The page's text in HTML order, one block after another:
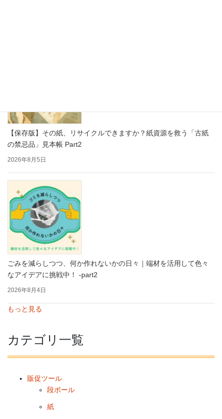
【保存版】その紙、リサイクルできますか？紙資源を救う「古紙
の禁忌品」見本帳 Part2
2026年8月5日
ごみを減らしつつ、何か作れないかの日々｜端材を活用して色々
なアイデアに挑戦中！ -part2
2026年8月4日
もっと見る
カテゴリ一覧
販促ツール
段ボール
紙